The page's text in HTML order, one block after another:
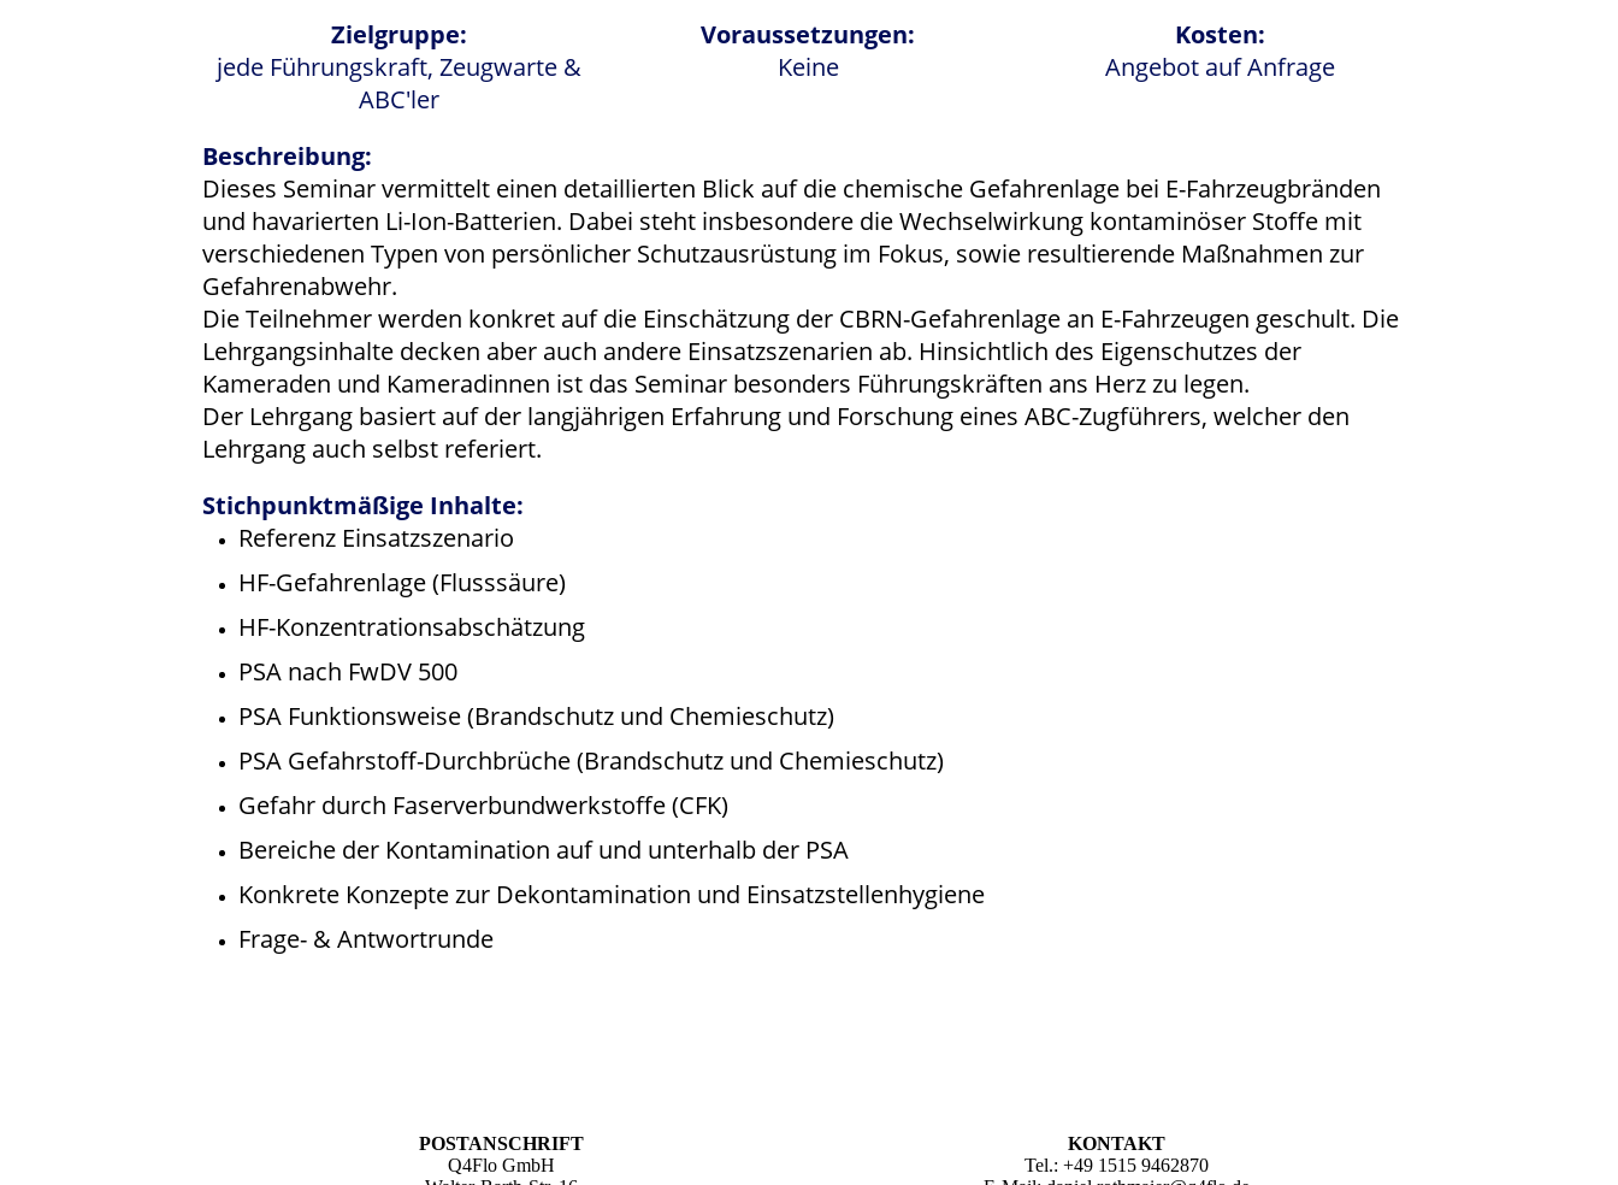
Zielgruppe:
jede Führungskraft, Zeugwarte &
ABC'ler
Voraussetzungen:
Keine
Kosten:
Angebot auf Anfrage
Beschreibung:
Dieses Seminar vermittelt einen detaillierten Blick auf die chemische Gefahrenlage bei E-Fahrzeugbränden
und havarierten Li-Ion-Batterien. Dabei steht insbesondere die Wechselwirkung kontaminöser Stoffe mit
verschiedenen Typen von persönlicher Schutzausrüstung im Fokus, sowie resultierende Maßnahmen zur
Gefahrenabwehr.
Die Teilnehmer werden konkret auf die Einschätzung der CBRN-Gefahrenlage an E-Fahrzeugen geschult. Die
Lehrgangsinhalte decken aber auch andere Einsatzszenarien ab. Hinsichtlich des Eigenschutzes der
Kameraden und Kameradinnen ist das Seminar besonders Führungskräften ans Herz zu legen.
Der Lehrgang basiert auf der langjährigen Erfahrung und Forschung eines ABC-Zugführers, welcher den
Lehrgang auch selbst referiert.
Stichpunktmäßige Inhalte:
Referenz Einsatzszenario
HF-Gefahrenlage (Flusssäure)
HF-Konzentrationsabschätzung
PSA nach FwDV 500
PSA Funktionsweise (Brandschutz und Chemieschutz)
PSA Gefahrstoff-Durchbrüche (Brandschutz und Chemieschutz)
Gefahr durch Faserverbundwerkstoffe (CFK)
Bereiche der Kontamination auf und unterhalb der PSA
Konkrete Konzepte zur Dekontamination und Einsatzstellenhygiene
Frage- & Antwortrunde
POSTANSCHRIFT
Q4Flo GmbH
KONTAKT
Tel.: +49 1515 9462870